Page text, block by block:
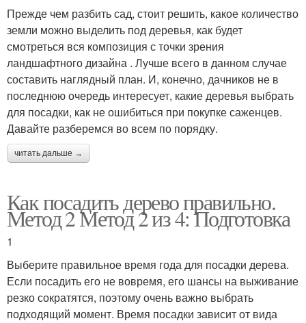
Прежде чем разбить сад, стоит решить, какое количество
земли можно выделить под деревья, как будет
смотреться вся композиция с точки зрения
ландшафтного дизайна . Лучше всего в данном случае
составить наглядный план. И, конечно, дачников не в
последнюю очередь интересует, какие деревья выбрать
для посадки, как не ошибиться при покупке саженцев.
Давайте разберемся во всем по порядку.
читать дальше →
Как посадить дерево правильно.
Метод 2 Метод 2 из 4: Подготовка
1
Выберите правильное время года для посадки дерева.
Если посадить его не вовремя, его шансы на выживание
резко сократятся, поэтому очень важно выбрать
подходящий момент. Время посадки зависит от вида